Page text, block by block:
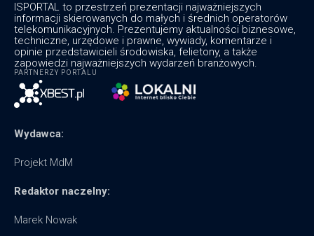
ISPORTAL to przestrzeń prezentacji najważniejszych
informacji skierowanych do małych i średnich operatorów
telekomunikacyjnych. Prezentujemy aktualności biznesowe,
techniczne, urzędowe i prawne, wywiady, komentarze i
opinie przedstawicieli środowiska, felietony, a także
zapowiedzi najważniejszych wydarzeń branżowych.
PARTNERZY PORTALU
Wydawca:
Projekt MdM
Redaktor naczelny:
Marek Nowak